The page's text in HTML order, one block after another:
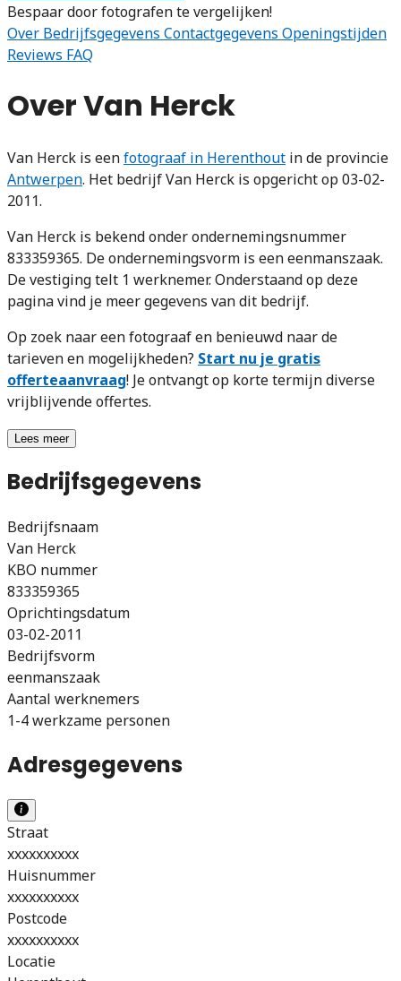
Bespaar door fotografen te vergelijken!
Over Bedrijfsgegevens Contactgegevens Openingstijden
Reviews FAQ
Over Van Herck
Van Herck is eenfotograaf in Herenthout in de provincie
Antwerpen. Het bedrijf Van Herck is opgericht op 03-02-
2011.
Van Herck is bekend onder ondernemingsnummer
833359365. De ondernemingsvorm is een eenmanszaak.
De vestiging telt 1 werknemer. Onderstaand op deze
pagina vind je meer gegevens van dit bedrijf.
Op zoek naar een fotograaf en benieuwd naar de
tarieven en mogelijkheden? Start nu je gratis
offerteaanvraag! Je ontvangt op korte termijn diverse
vrijblijvende offertes.
Lees meer
Bedrijfsgegevens
Bedrijfsnaam
Van Herck
KBO nummer
833359365
Oprichtingsdatum
03-02-2011
Bedrijfsvorm
eenmanszaak
Aantal werknemers
1-4 werkzame personen
Adresgegevens
Straat
xxxxxxxxxx
Huisnummer
xxxxxxxxxx
Postcode
xxxxxxxxxx
Locatie